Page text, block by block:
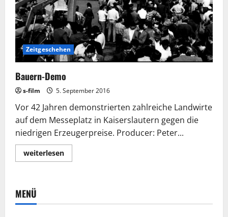
Zeitgeschehen
Bauern-Demo
s-film 5. September 2016
Vor 42 Jahren demonstrierten zahlreiche Landwirte
auf dem Messeplatz in Kaiserslautern gegen die
niedrigen Erzeugerpreise. Producer: Peter...
weiterlesenLesen
Sie
MENÜ